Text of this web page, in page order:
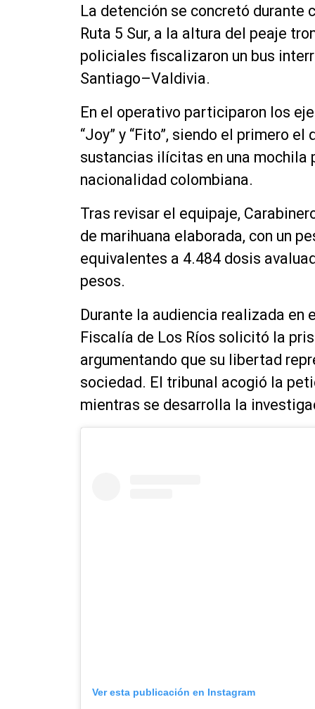
La detención se concretó
Ruta 5 Sur, a la altura del peaje
policiales fiscalizaron un bus
Santiago–Valdivia.
En el operativo participaron los
“Joy” y “Fito”, siendo el primero
sustancias ilícitas en una mochila
nacionalidad colombiana.
Tras revisar el equipaje,
de marihuana elaborada, con un
equivalentes a 4.484 dosis
pesos.
Durante la audiencia realizada en
Fiscalía de Los Ríos solicitó la
argumentando que su libertad
sociedad. El tribunal acogió la
mientras se desarrolla la
Ver esta publicación en Instagram